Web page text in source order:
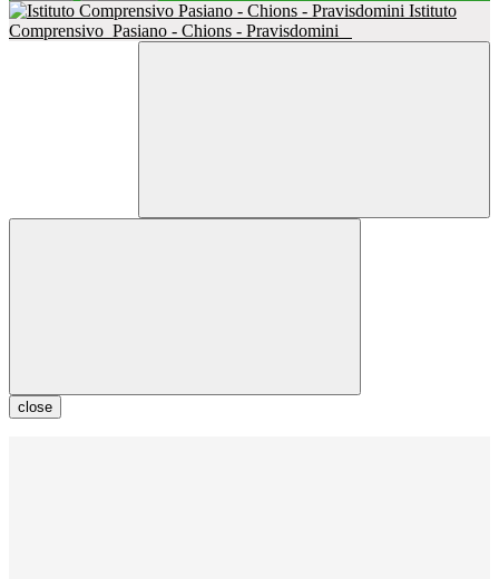
Istituto
Comprensivo Pasiano - Chions - Pravisdomini
close